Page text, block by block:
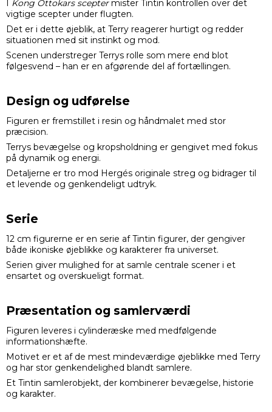
Kong Ottokars sceptermister Tintin kontrollen over det
vigtige scepter under flugten.
Det er i dette øjeblik, at Terry reagerer hurtigt og redder
situationen med sit instinkt og mod.
Scenen understreger Terrys rolle som mere end blot
følgesvend – han er en afgørende del af fortællingen.
Design og udførelse
Figuren er fremstillet i resin og håndmalet med stor
præcision.
Terrys bevægelse og kropsholdning er gengivet med fokus
på dynamik og energi.
Detaljerne er tro mod Hergés originale streg og bidrager til
et levende og genkendeligt udtryk.
Serie
12 cm figurerne er en serie af Tintin figurer, der gengiver
både ikoniske øjeblikke og karakterer fra universet.
Serien giver mulighed for at samle centrale scener i et
ensartet og overskueligt format.
Præsentation og samlerværdi
Figuren leveres i cylinderæske med medfølgende
informationshæfte.
Motivet er et af de mest mindeværdige øjeblikke med Terry
og har stor genkendelighed blandt samlere.
Et Tintin samlerobjekt, der kombinerer bevægelse, historie
og karakter.